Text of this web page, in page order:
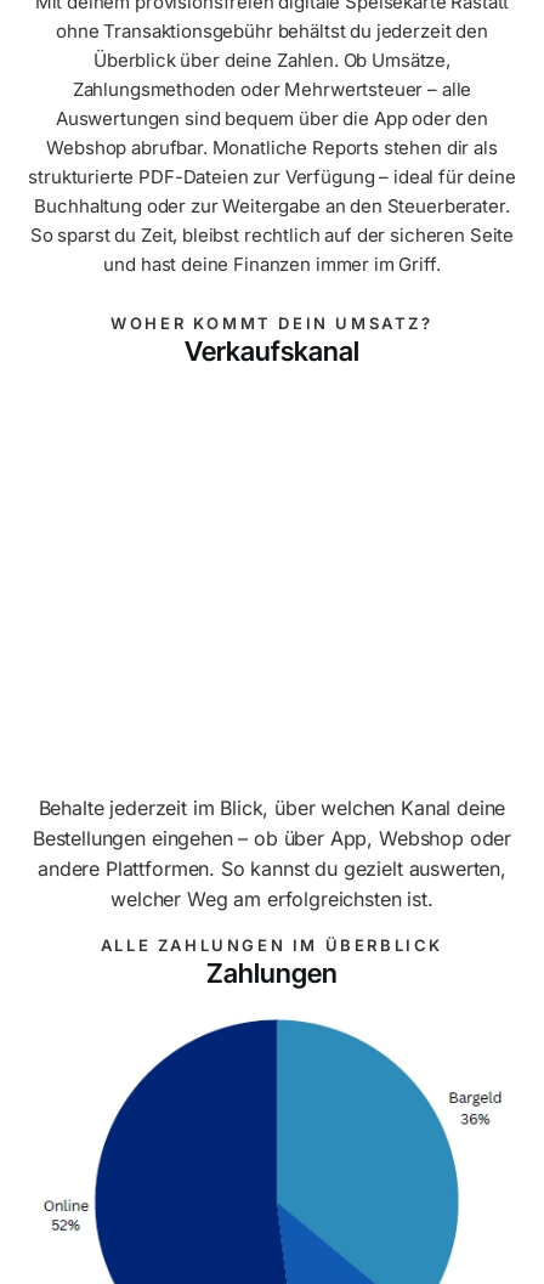
ohne Transaktionsgebühr behältst du jederzeit den
Überblick über deine Zahlen. Ob Umsätze,
Zahlungsmethoden oder Mehrwertsteuer – alle
Auswertungen sind bequem über die App oder den
Webshop abrufbar. Monatliche Reports stehen dir als
strukturierte PDF-Dateien zur Verfügung – ideal für deine
Buchhaltung oder zur Weitergabe an den Steuerberater.
So sparst du Zeit, bleibst rechtlich auf der sicheren Seite
und hast deine Finanzen immer im Griff.
WOHER KOMMT DEIN UMSATZ?
Verkaufskanal
Behalte jederzeit im Blick, über welchen Kanal deine
Bestellungen eingehen – ob über App, Webshop oder
andere Plattformen. So kannst du gezielt auswerten,
welcher Weg am erfolgreichsten ist.
ALLE ZAHLUNGEN IM ÜBERBLICK
Zahlungen